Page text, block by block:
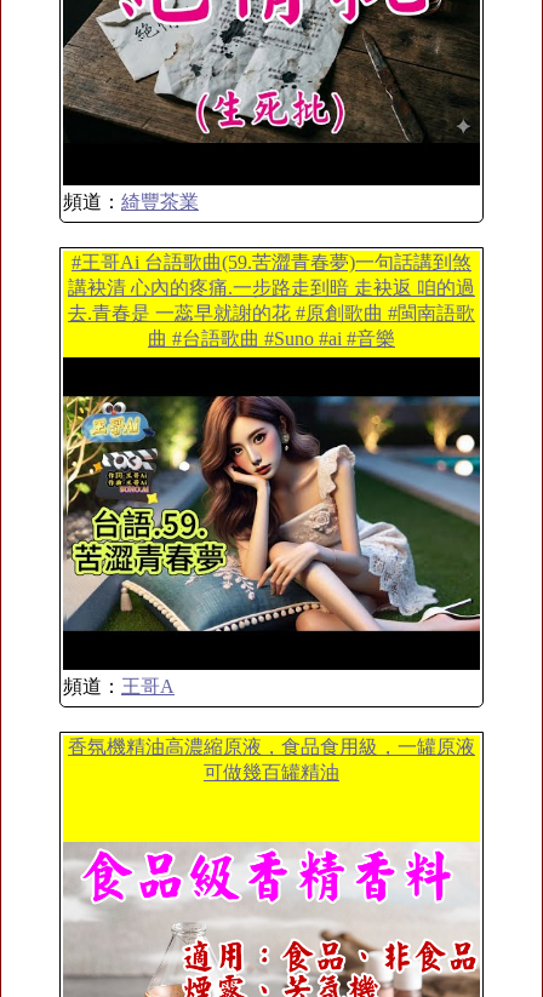
頻道： 綺豐茶業
#王哥Ai 台語歌曲(59.苦澀青春夢)一句話講到煞
講袂清 心內的疼痛.一步路走到暗 走袂返 咱的過
去.青春是 一蕊早就謝的花 #原創歌曲 #閩南語歌
曲 #台語歌曲 #Suno #ai #音樂
頻道： 王哥A
香氛機精油高濃縮原液，食品食用級，一罐原液
可做幾百罐精油